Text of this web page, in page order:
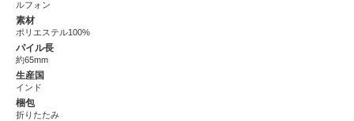
ルフォン
素材
ポリエステル100%
パイル長
約65mm
生産国
インド
梱包
折りたたみ